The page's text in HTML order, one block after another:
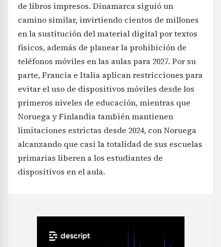
de libros impresos. Dinamarca siguió un
camino similar, invirtiendo cientos de millones
en la sustitución del material digital por textos
físicos, además de planear la prohibición de
teléfonos móviles en las aulas para 2027. Por su
parte, Francia e Italia aplican restricciones para
evitar el uso de dispositivos móviles desde los
primeros niveles de educación, mientras que
Noruega y Finlandia también mantienen
limitaciones estrictas desde 2024, con Noruega
alcanzando que casi la totalidad de sus escuelas
primarias liberen a los estudiantes de
dispositivos en el aula.